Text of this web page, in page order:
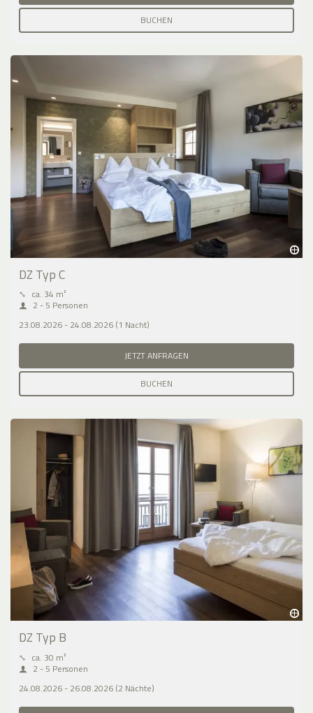
BUCHEN
DZ Typ C
⤡ ca. 34 m²
2 - 5 Personen
23.08.2026 - 24.08.2026 (1 Nacht)
JETZT ANFRAGEN
BUCHEN
DZ Typ B
⤡ ca. 30 m²
2 - 5 Personen
24.08.2026 - 26.08.2026 (2 Nächte)